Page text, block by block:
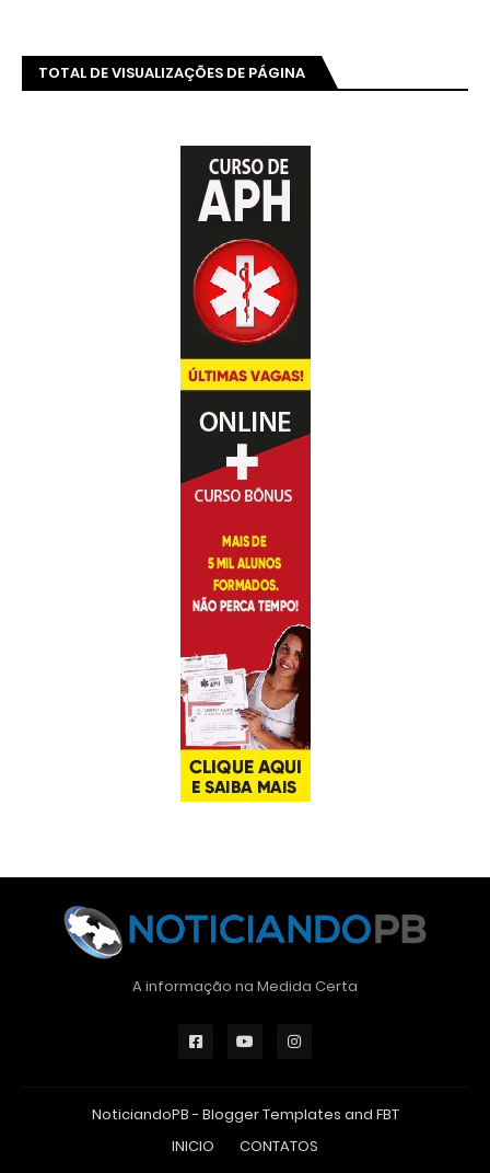
TOTAL DE VISUALIZAÇÕES DE PÁGINA
A informação na Medida Certa
NoticiandoPB - Blogger Templates and FBT
INICIO
CONTATOS